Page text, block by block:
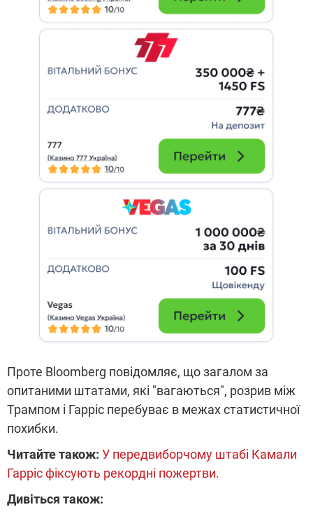
Проте Bloomberg повідомляє, що загалом за
опитаними штатами, які "вагаються", розрив між
Трампом і Гарріс перебуває в межах статистичної
похибки.
Читайте також: У передвиборчому штабі Камали
Гарріс фіксують рекордні пожертви.
Дивіться також: